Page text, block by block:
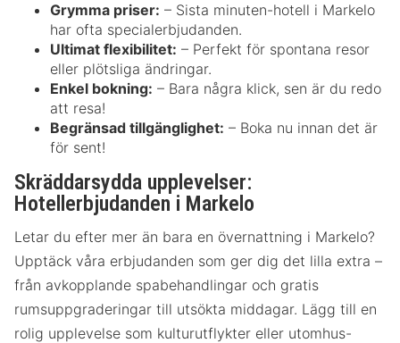
Grymma priser: – Sista minuten-hotell i Markelo
har ofta specialerbjudanden.
Ultimat flexibilitet: – Perfekt för spontana resor
eller plötsliga ändringar.
Enkel bokning: – Bara några klick, sen är du redo
att resa!
Begränsad tillgänglighet: – Boka nu innan det är
för sent!
Skräddarsydda upplevelser:
Hotellerbjudanden i Markelo
Letar du efter mer än bara en övernattning i Markelo?
Upptäck våra erbjudanden som ger dig det lilla extra –
från avkopplande spabehandlingar och gratis
rumsuppgraderingar till utsökta middagar. Lägg till en
rolig upplevelse som kulturutflykter eller utomhus-